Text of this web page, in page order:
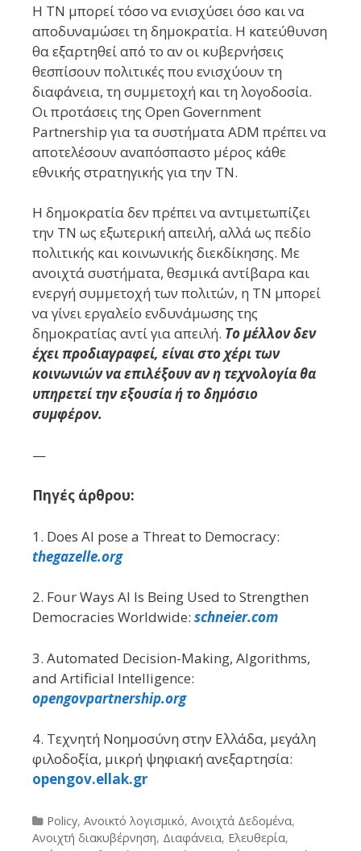
Η ΤΝ μπορεί τόσο να ενισχύσει όσο και να
αποδυναμώσει τη δημοκρατία. Η κατεύθυνση
θα εξαρτηθεί από το αν οι κυβερνήσεις
θεσπίσουν πολιτικές που ενισχύουν τη
διαφάνεια, τη συμμετοχή και τη λογοδοσία.
Οι προτάσεις της Open Government
Partnership για τα συστήματα ADM πρέπει να
αποτελέσουν αναπόσπαστο μέρος κάθε
εθνικής στρατηγικής για την ΤΝ.
Η δημοκρατία δεν πρέπει να αντιμετωπίζει
την ΤΝ ως εξωτερική απειλή, αλλά ως πεδίο
πολιτικής και κοινωνικής διεκδίκησης. Με
ανοιχτά συστήματα, θεσμικά αντίβαρα και
ενεργή συμμετοχή των πολιτών, η ΤΝ μπορεί
να γίνει εργαλείο ενδυνάμωσης της
δημοκρατίας αντί για απειλή. Το μέλλον δεν
έχει προδιαγραφεί, είναι στο χέρι των
κοινωνιών να επιλέξουν αν η τεχνολογία θα
υπηρετεί την εξουσία ή το δημόσιο
συμφέρον.
—
Πηγές άρθρου:
1. Does AI pose a Threat to Democracy:
thegazelle.org
2. Four Ways AI Is Being Used to Strengthen
Democracies Worldwide: schneier.com
3. Automated Decision-Making, Algorithms,
and Artificial Intelligence:
opengovpartnership.org
4. Τεχνητή Νοημοσύνη στην Ελλάδα, μεγάλη
φιλοδοξία, μικρή ψηφιακή ανεξαρτησία:
opengov.ellak.gr
Categories
Policy, Ανοικτό λογισμικό, Ανοιχτά Δεδομένα,
Ανοιχτή διακυβέρνηση, Διαφάνεια, Ελευθερία,